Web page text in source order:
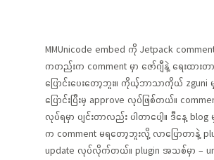
MMUnicode embed ကို Jetpack
ကတည်းက comment မှာ ဇော်ဂျီနဲ့ ရေးထား
ပြောင်းပေးတော့ဘူး။ ကိုယ့်ဘာသာကိုယ် zguni မှ
ပြောင်းပြီးမှ approve လုပ်ဖြစ်တယ်။
လုပ်ရမှာ ပျင်းတာလည်း ပါတာပေါ့။ ဒီနေ့ blog
က comment မရတော့ဘူးလို့ လာပြောတာနဲ့
update လုပ်လိုက်တယ်။ plugin အသစ်မှာ –